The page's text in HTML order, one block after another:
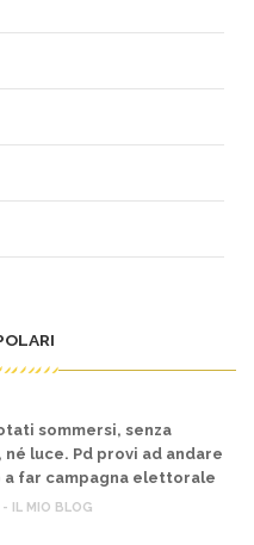
sommersi, senza
luce. Pd provi ad andare
a far campagna elettorale
IL MIO BLOG